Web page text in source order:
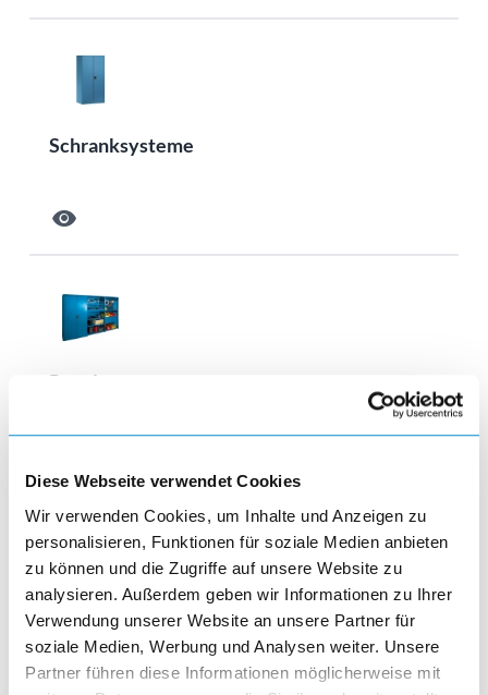
Diese Webseite verwendet Cookies
Wir verwenden Cookies, um Inhalte und Anzeigen zu
personalisieren, Funktionen für soziale Medien anbieten
zu können und die Zugriffe auf unsere Website zu
analysieren. Außerdem geben wir Informationen zu Ihrer
Verwendung unserer Website an unsere Partner für
soziale Medien, Werbung und Analysen weiter. Unsere
Partner führen diese Informationen möglicherweise mit
Schranksysteme
visibility
Regalsysteme
Einteilungsmaterialien und
Beschriftungssystem